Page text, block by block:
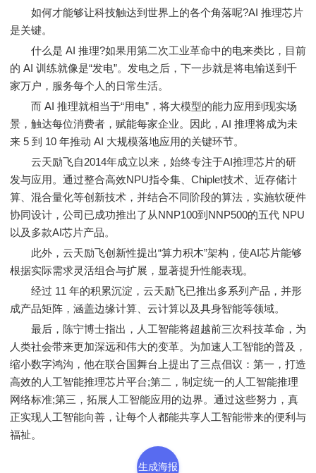
如何才能够让科技触达到世界上的各个角落呢?AI 推理芯片
是关键。
什么是 AI 推理?如果用第二次工业革命中的电来类比，目前
的 AI 训练就像是“发电”。发电之后，下一步就是将电输送到千
家万户，服务每个人的日常生活。
而 AI 推理就相当于“用电”，将大模型的能力应用到现实场
景，触达每位消费者，赋能每家企业。因此，AI 推理将成为未
来 5 到 10 年推动 AI 大规模落地应用的关键环节。
云天励飞自2014年成立以来，始终专注于AI推理芯片的研
发与应用。通过整合高效NPU指令集、Chiplet技术、近存储计
算、混合量化等创新技术，并结合不同阶段的算法，实施软硬件
协同设计，公司已成功推出了从NNP100到NNP500的五代 NPU
以及多款AI芯片产品。
此外，云天励飞创新性提出“算力积木”架构，使AI芯片能够
根据实际需求灵活组合与扩展，显著提升性能表现。
经过 11 年的积累沉淀，云天励飞已推出多系列产品，并形
成产品矩阵，涵盖边缘计算、云计算以及具身智能等领域。
最后，陈宁博士指出，人工智能将超越前三次科技革命，为
人类社会带来更加深远和伟大的变革。为加速人工智能的普及，
缩小数字鸿沟，他在联合国舞台上提出了三点倡议：第一，打造
高效的人工智能推理芯片平台;第二，制定统一的人工智能推理
网络标准;第三，拓展人工智能应用的边界。通过这些努力，真
正实现人工智能向善，让每个人都能共享人工智能带来的便利与
福祉。
生成海报